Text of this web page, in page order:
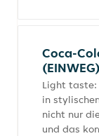
Coca-
(EINWEG)
Light taste:
in
nicht nur
und das